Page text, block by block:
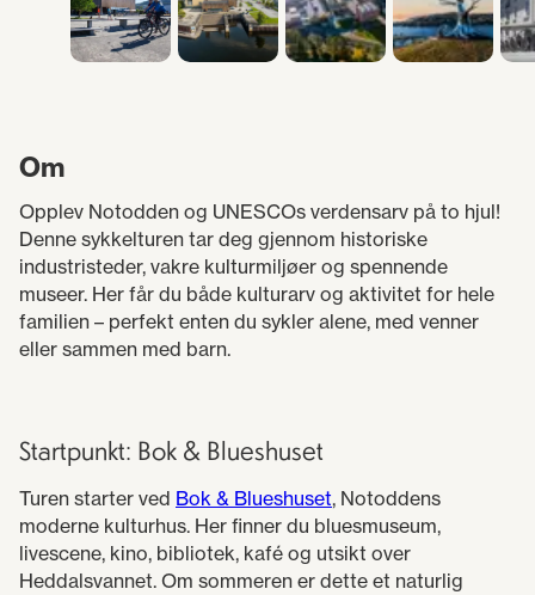
Om
Opplev Notodden og UNESCOs verdensarv på to hjul!
Denne sykkelturen tar deg gjennom historiske
industristeder, vakre kulturmiljøer og spennende
museer. Her får du både kulturarv og aktivitet for hele
familien – perfekt enten du sykler alene, med venner
eller sammen med barn.
Startpunkt: Bok & Blueshuset
Turen starter ved Bok & Blueshuset, Notoddens
moderne kulturhus. Her finner du bluesmuseum,
livescene, kino, bibliotek, kafé og utsikt over
Heddalsvannet. Om sommeren er dette et naturlig